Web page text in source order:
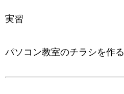
実習
パソコン教室のチラシを作る